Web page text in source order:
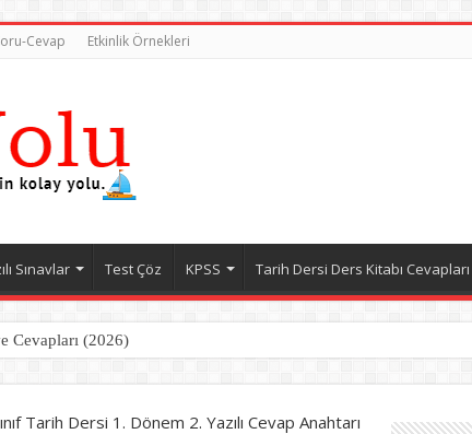
Cevap Etkinlik Örnekleri
Sınavlar Test Çöz KPSS Tarih Dersi Ders Kitabı Cevapları
Cevapları (2026)
Tarih Dersi 1. Dönem 2. Yazılı Cevap Anahtarı